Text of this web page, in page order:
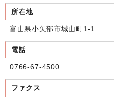
所在地
富山県小矢部市城山町1-1
電話
0766-67-4500
ファクス